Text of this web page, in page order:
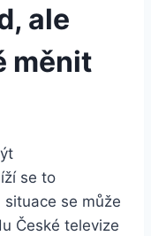
ale
měnit
se to
se může
České televize